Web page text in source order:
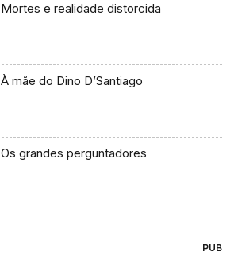
Mortes e realidade distorcida
À mãe do Dino D’Santiago
Os grandes perguntadores
PUB